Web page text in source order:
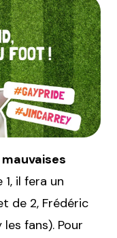
1, il fera un
de 2, Frédéric
fans). Pour